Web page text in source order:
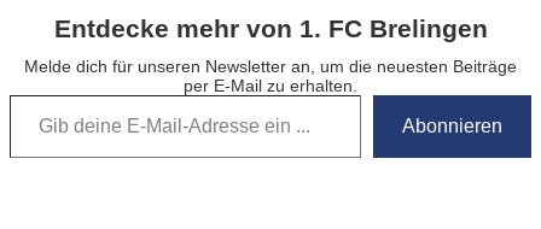
Entdecke mehr von 1. FC Brelingen
Melde dich für unseren Newsletter an, um die neuesten Beiträge
per E-Mail zu erhalten.
Gib deine E-Mail-Adresse ein …
Abonnieren